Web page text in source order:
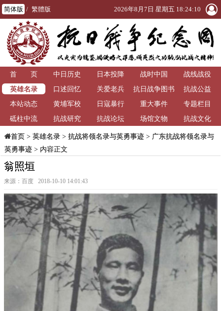
简体版 / 繁體版 2026年8月7日 星期五 18:24:11
首 页 中日历史 日本投降 战时中国
战线战役
英雄名录
口述回忆 关爱老兵
抗日战争图书
馆
抗战公益
本站动态
黄埔军校 日寇暴行 重大事件
专题栏目
砥柱中流
抗战研究 抗战论坛 场馆文物 抗战文化
首页> 英雄名录> 抗战将领名录与英勇事迹> 广东抗战将领名录与
英勇事迹> 内容正文
翁照垣
来源：百度 2018-10-10 14:01:43